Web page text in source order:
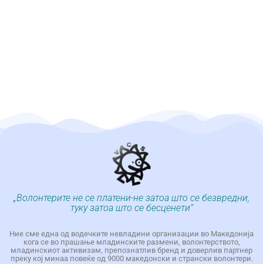
„Волонтерите не се платени-не затоа што се безвредни,
туку затоа што се бесценети“
Ние сме една од водечките невладини организации во Македонија
кога се во прашање младинските размени, волонтерството,
младинскиот активизам, препознатлив бренд и доверлив партнер
преку кој минаа повеќе од 9000 македонски и странски волонтери.